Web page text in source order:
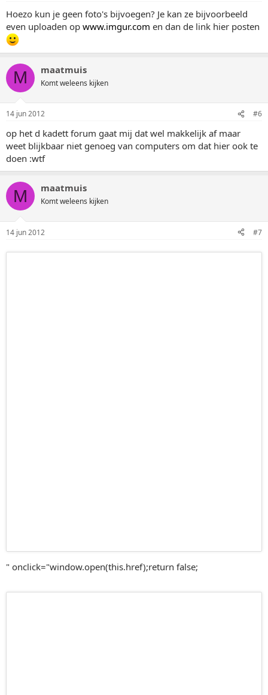
Hoezo kun je geen foto's bijvoegen? Je kan ze bijvoorbeeld
even uploaden op www.imgur.com en dan de link hier posten
M maatmuis
Komt weleens kijken
14 jun 2012 #6
op het d kadett forum gaat mij dat wel makkelijk af maar
weet blijkbaar niet genoeg van computers om dat hier ook te
doen :wtf
M maatmuis
Komt weleens kijken
14 jun 2012 #7
" onclick="window.open(this.href);return false;